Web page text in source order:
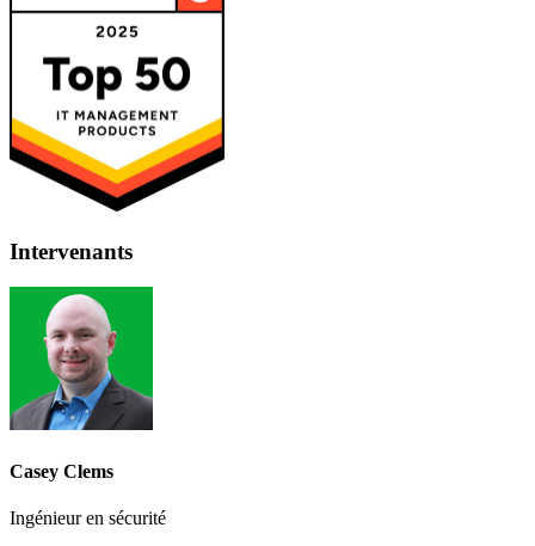
Intervenants
Casey Clems
Ingénieur en sécurité